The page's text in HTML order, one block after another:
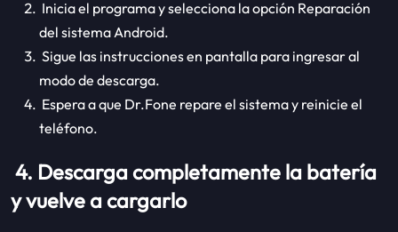
Inicia el programa y selecciona la opción Reparación
del sistema Android.
Sigue las instrucciones en pantalla para ingresar al
modo de descarga.
Espera a que Dr.Fone repare el sistema y reinicie el
teléfono.
4. Descarga completamente la batería
y vuelve a cargarlo